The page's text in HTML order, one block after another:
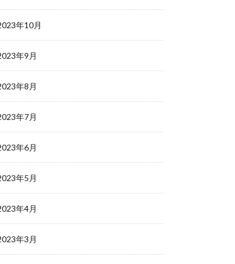
年10月
年9月
年8月
年7月
年6月
年5月
年4月
年3月